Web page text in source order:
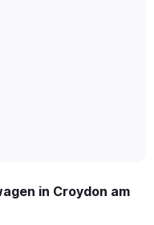
in Croydon am